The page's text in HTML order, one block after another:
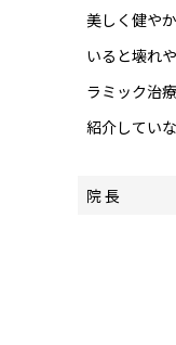
美しく健や
いると壊れ
ラミック治
紹介してい
院 長